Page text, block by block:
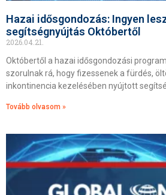
Hazai idősgondozás: Ingyen
segítségnyújtás Októbertől
2026.04.21.
Októbertől a hazai idősgondozási
szorulnak rá, hogy fizessenek a fürdés,
inkontinencia kezelésében nyújtott
Tovább olvasom »